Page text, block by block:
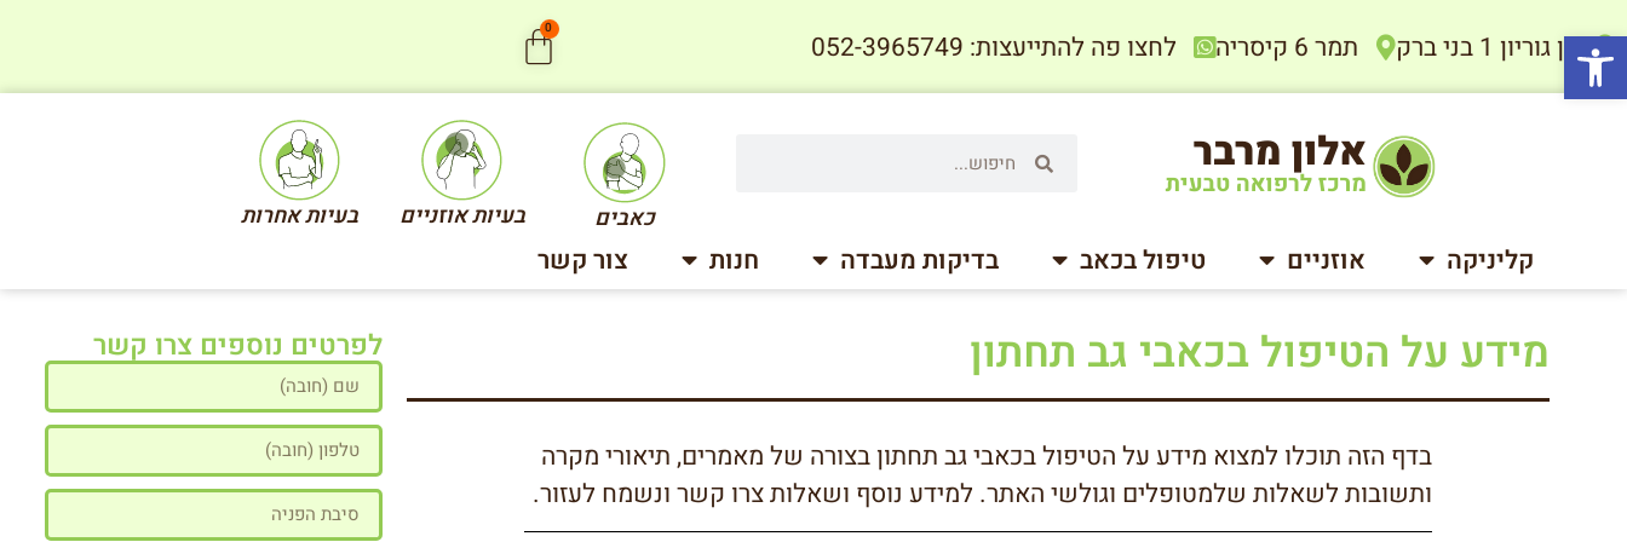
פתח סרגל נגישות
בן גוריון 1 בני ברק תמר 6 קיסריה לחצו פה להתייעצות: 052-3965749
0
כאבים בעיות אוזניים בעיות אחרות
קליניקה אוזניים טיפול בכאב בדיקות מעבדה חנות צור קשר
מידע על הטיפול בכאבי גב תחתון
בדף הזה תוכלו למצוא מידע על הטיפול בכאבי גב תחתון בצורה של מאמרים, תיאורי מקרה
ותשובות לשאלות שלמטופלים וגולשי האתר. למידע נוסף ושאלות צרו קשר ונשמח לעזור.
לפרטים נוספים צרו קשר